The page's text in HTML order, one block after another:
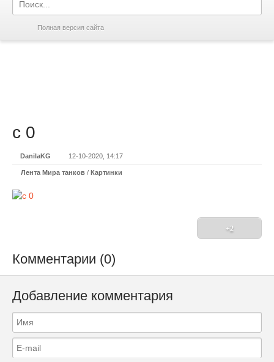
Полная версия сайта
с 0
DanilaKG 12-10-2020, 14:17
Лента Мира танков / Картинки
+2
Комментарии (0)
Добавление комментария